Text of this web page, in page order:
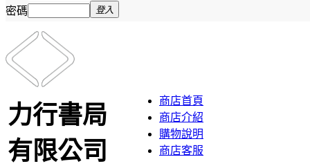
密碼 登入
力行書局
有限公司
商店首頁
商店介紹
購物說明
商店客服